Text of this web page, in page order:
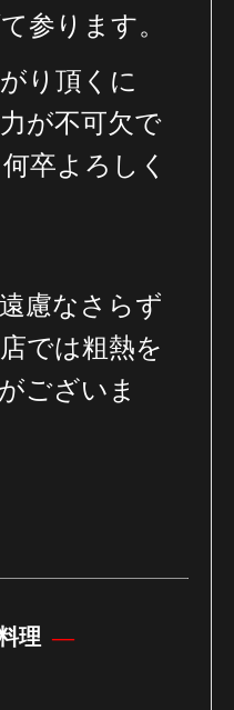
参ります。
り頂くに
が不可欠で
何卒よろしく
慮なさらず
では粗熱を
ございま
理